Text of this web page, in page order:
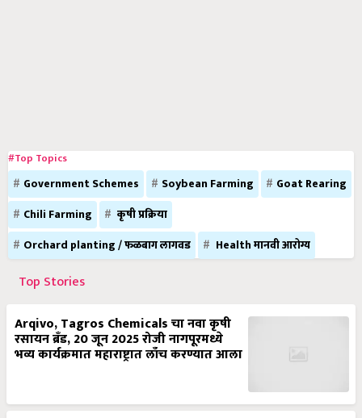
#Top Topics
Government Schemes Soybean Farming
Goat Rearing
Chili Farming
कृषी प्रक्रिया
Orchard planting / फळबाग लागवड
Health मानवी आरोग्य
Top Stories
Arqivo, Tagros Chemicals चा नवा कृषी
रसायन ब्रँड, 20 जून 2025 रोजी नागपूरमध्ये
भव्य कार्यक्रमात महाराष्ट्रात लाँच करण्यात आला